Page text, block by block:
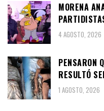
MORENA
4 AGOSTO, 2026
PENSARON
RESULTÓ
1 AGOSTO, 2026